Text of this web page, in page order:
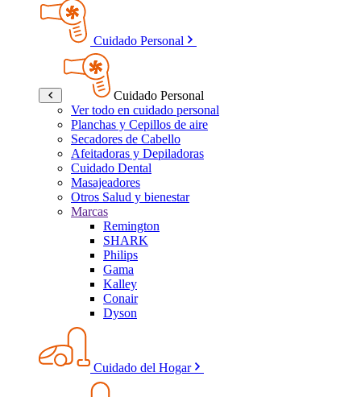
Cuidado Personal
Cuidado Personal
Ver todo en cuidado personal
Planchas y Cepillos de aire
Secadores de Cabello
Afeitadoras y Depiladoras
Cuidado Dental
Masajeadores
Otros Salud y bienestar
Marcas
Remington
SHARK
Philips
Gama
Kalley
Conair
Dyson
Cuidado del Hogar